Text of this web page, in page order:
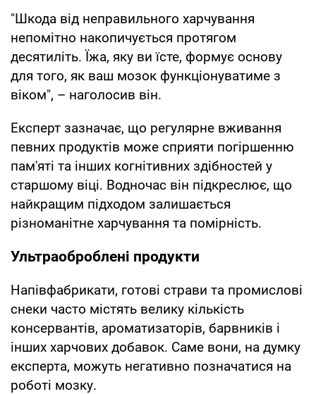
"Шкода від неправильного харчування
непомітно накопичується протягом
десятиліть. Їжа, яку ви їсте, формує основу
для того, як ваш мозок функціонуватиме з
віком", – наголосив він.
Експерт зазначає, що регулярне вживання
певних продуктів може сприяти погіршенню
пам'яті та інших когнітивних здібностей у
старшому віці. Водночас він підкреслює, що
найкращим підходом залишається
різноманітне харчування та помірність.
Ультраоброблені продукти
Напівфабрикати, готові страви та промислові
снеки часто містять велику кількість
консервантів, ароматизаторів, барвників і
інших харчових добавок. Саме вони, на думку
експерта, можуть негативно позначатися на
роботі мозку.